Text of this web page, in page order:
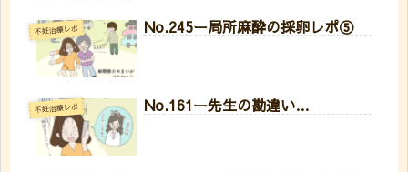
不妊治療レポ No.245ー局所麻酔の採卵レポ⑤
不妊治療レポ No.161ー先生の勘違い…